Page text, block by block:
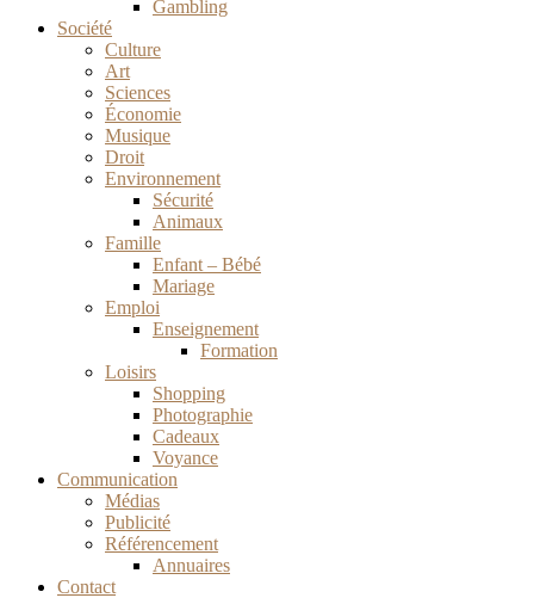
Gambling
Société
Culture
Art
Sciences
Économie
Musique
Droit
Environnement
Sécurité
Animaux
Famille
Enfant – Bébé
Mariage
Emploi
Enseignement
Formation
Loisirs
Shopping
Photographie
Cadeaux
Voyance
Communication
Médias
Publicité
Référencement
Annuaires
Contact